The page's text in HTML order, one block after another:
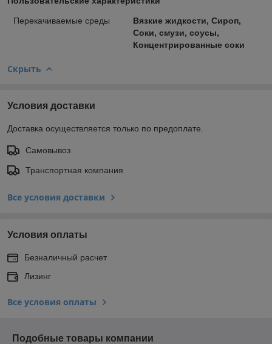
Перекачиваемые среды
Вязкие жидкости, Сироп,
Соки, смузи, соусы,
Концентрированные соки
Скрыть
Условия доставки
Доставка осуществляется только по предоплате.
Самовывоз
Транспортная компания
Все условия доставки
Условия оплаты
Безналичный расчет
Лизинг
Все условия оплаты
Подобные товары компании